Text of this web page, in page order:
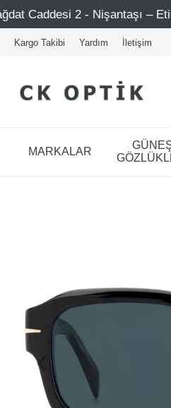
– Etiler – Ataşehir 750
Kargo Takibi Yardım İletişim
MARKALAR